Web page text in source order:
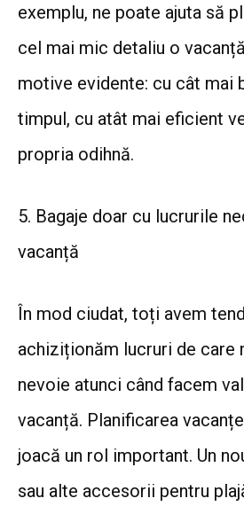
exemplu, ne poate ajuta să
cel mai mic detaliu o
motive evidente: cu cât mai
timpul, cu atât mai eficient
propria odihnă.
5. Bagaje doar cu lucrurile
vacanță
În mod ciudat, toți avem
achiziționăm lucruri de care
nevoie atunci când facem
vacanță. Planificarea
joacă un rol important. Un
sau alte accesorii pentru